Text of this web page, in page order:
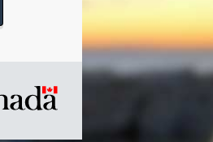
/
Symbole